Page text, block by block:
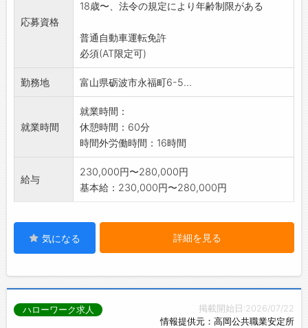
応募資格
18歳〜、法令の規定により年齢制限がある
普通自動車運転免許
必須(AT限定可)
勤務地 富山県砺波市永福町6-5...
就業時間
就業時間：
休憩時間：60分
時間外労働時間：16時間
給与
230,000円〜280,000円
基本給：230,000円〜280,000円
気になる 詳細を見る
掲載開始日:2026/07/22
情報提供元：高岡公共職業安定所
ハローワーク求人